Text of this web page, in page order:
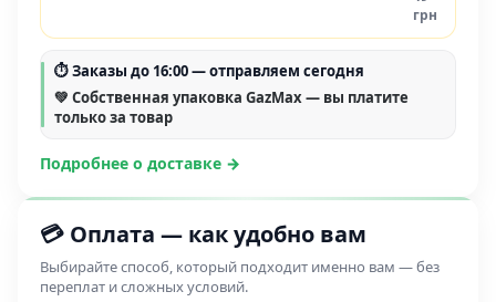
грн
⏱Заказы до 16:00— отправляем сегодня
💚 Собственная упаковка GazMax — вы платите
только за товар
Подробнее о доставке →
💳 Оплата — как удобно вам
Выбирайте способ, который подходит именно вам — без
переплат и сложных условий.